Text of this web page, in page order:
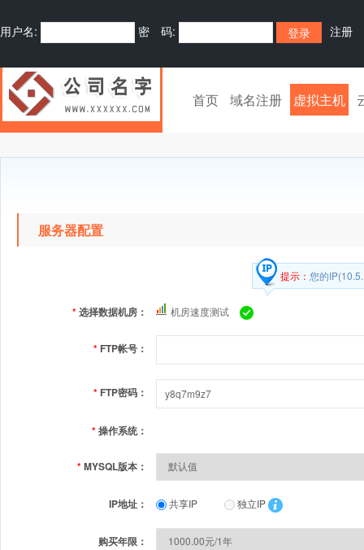
用户名: 密 码: 注册
首页 域名注册 虚拟主机
服务器配置
提示： 您的
*选择数据机房： 机房速度测试
* FTP帐号：
* FTP密码：
*操作系统：
*MYSQL版本：
IP地址： 共享IP 独立IP
购买年限：